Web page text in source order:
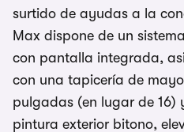
surtido de ayudas a la
Max dispone de un
con pantalla integrada,
con una tapicería de
pulgadas (en lugar de 16)
pintura exterior bitono,